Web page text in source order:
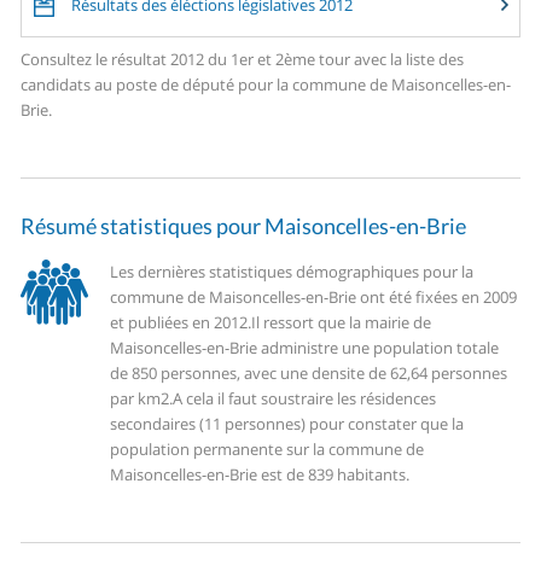
Résultats des éléctions législatives 2012
Consultez le résultat 2012 du 1er et 2ème tour avec la liste des
candidats au poste de député pour la commune de Maisoncelles-en-
Brie.
Résumé statistiques pour Maisoncelles-en-Brie
Les dernières statistiques démographiques pour la
commune de Maisoncelles-en-Brie ont été fixées en 2009
et publiées en 2012.Il ressort que la mairie de
Maisoncelles-en-Brie administre une population totale
de 850 personnes, avec une densite de 62,64 personnes
par km2.A cela il faut soustraire les résidences
secondaires (11 personnes) pour constater que la
population permanente sur la commune de
Maisoncelles-en-Brie est de 839 habitants.